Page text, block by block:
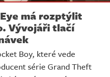
má rozptýlit
Vývojáři tlačí
Boy, které vede
série Grand Theft